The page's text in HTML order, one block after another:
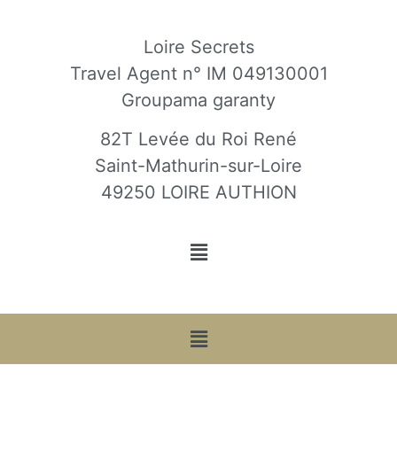
Loire Secrets
Travel Agent n° IM 049130001
Groupama garanty
82T Levée du Roi René
Saint-Mathurin-sur-Loire
49250 LOIRE AUTHION